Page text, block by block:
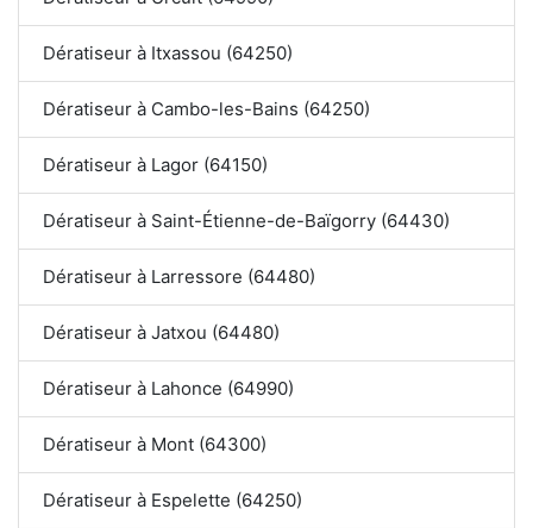
Dératiseur à Itxassou (64250)
Dératiseur à Cambo-les-Bains (64250)
Dératiseur à Lagor (64150)
Dératiseur à Saint-Étienne-de-Baïgorry (64430)
Dératiseur à Larressore (64480)
Dératiseur à Jatxou (64480)
Dératiseur à Lahonce (64990)
Dératiseur à Mont (64300)
Dératiseur à Espelette (64250)